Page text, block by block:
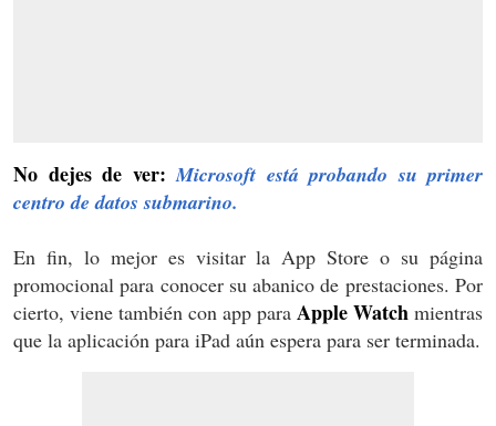
No dejes de ver:Microsoft está probando su primer
centro de datos submarino.
En fin, lo mejor es visitar la App Store o su página
promocional para conocer su abanico de prestaciones. Por
cierto, viene también con app para Apple Watch mientras
que la aplicación para iPad aún espera para ser terminada.